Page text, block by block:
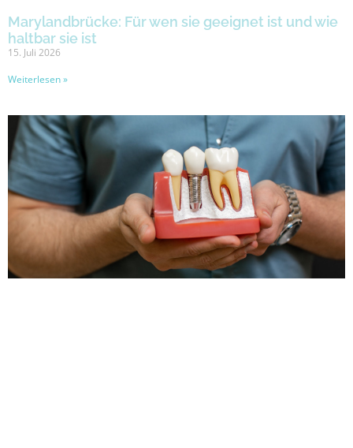
Marylandbrücke: Für wen sie geeignet ist und wie
haltbar sie ist
15. Juli 2026
Weiterlesen »